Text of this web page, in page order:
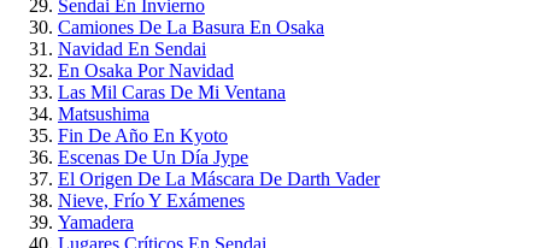
Sendai En Invierno
Camiones De La Basura En Osaka
Navidad En Sendai
En Osaka Por Navidad
Las Mil Caras De Mi Ventana
Matsushima
Fin De Año En Kyoto
Escenas De Un Día Jype
El Origen De La Máscara De Darth Vader
Nieve, Frío Y Exámenes
Yamadera